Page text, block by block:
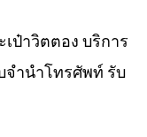
ป๋าวิตตอง บริการ
จำนำโทรศัพท์ รับ